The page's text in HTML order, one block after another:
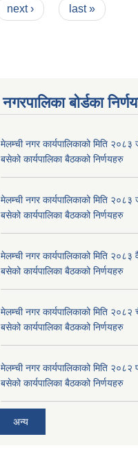
next › last »
नगरपालिका बोर्डका
मेलम्ची नगर कार्यपालिकाको मिति
बसेको कार्यपालिका बैठकको निर्णयहरु
मेलम्ची नगर कार्यपालिकाको मिति
बसेको कार्यपालिका बैठकको निर्णयहरु
मेलम्ची नगर कार्यपालिकाको मिति
बसेको कार्यपालिका बैठकको निर्णयहरु
मेलम्ची नगर कार्यपालिकाको मिति
बसेको कार्यपालिका बैठकको निर्णयहरु
मेलम्ची नगर कार्यपालिकाको मिति
बसेको कार्यपालिका बैठकको निर्णयहरु
अन्य